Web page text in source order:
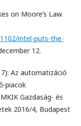
on Moore’s Law.
intel-puts-the-
12.
Az automatizáció
piacok
Gazdaság- és
2016/4, Budapest